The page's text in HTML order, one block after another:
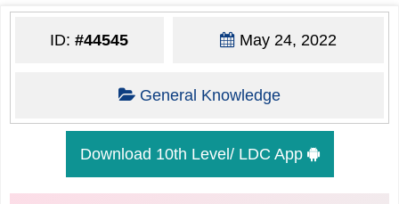
ID:#44545 May 24, 2022
General Knowledge
Download 10th Level/ LDC App